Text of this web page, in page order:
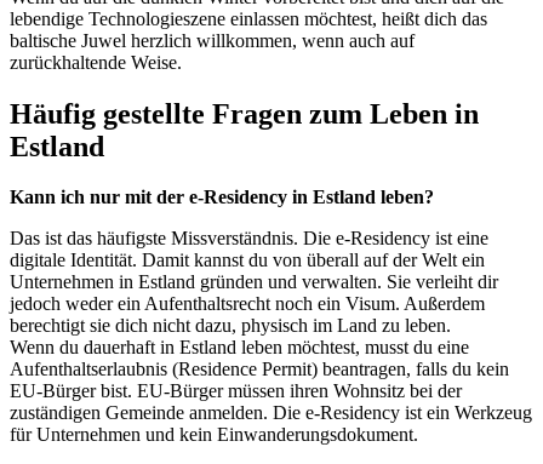
lebendige Technologieszene einlassen möchtest, heißt dich das
baltische Juwel herzlich willkommen, wenn auch auf
zurückhaltende Weise.
Häufig gestellte Fragen zum Leben in
Estland
Kann ich nur mit der e-Residency in Estland leben?
Das ist das häufigste Missverständnis. Die e-Residency ist eine
digitale Identität. Damit kannst du von überall auf der Welt ein
Unternehmen in Estland gründen und verwalten. Sie verleiht dir
jedoch weder ein Aufenthaltsrecht noch ein Visum. Außerdem
berechtigt sie dich nicht dazu, physisch im Land zu leben.
Wenn du dauerhaft in Estland leben möchtest, musst du eine
Aufenthaltserlaubnis (Residence Permit) beantragen, falls du kein
EU-Bürger bist. EU-Bürger müssen ihren Wohnsitz bei der
zuständigen Gemeinde anmelden. Die e-Residency ist ein Werkzeug
für Unternehmen und kein Einwanderungsdokument.